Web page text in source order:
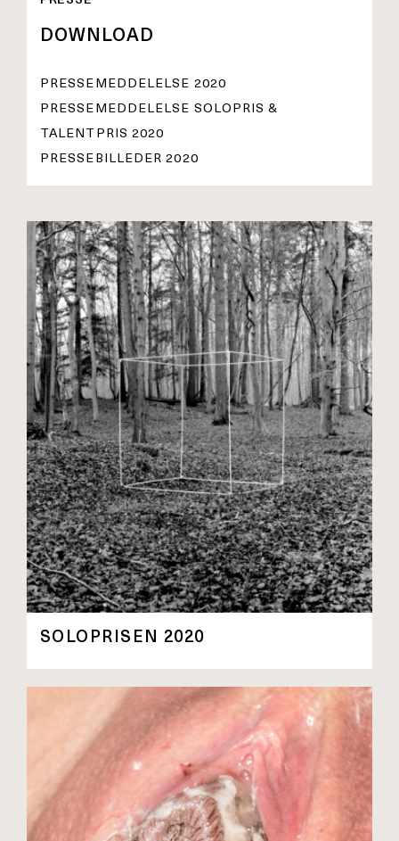
DOWNLOAD
PRESSEMEDDELELSE 2020
PRESSEMEDDELELSE SOLOPRIS &
TALENTPRIS 2020
PRESSEBILLEDER 2020
SOLOPRISEN 2020